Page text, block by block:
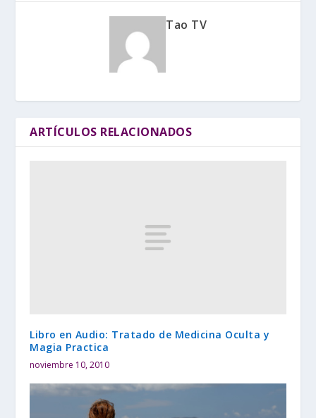
Tao TV
ARTÍCULOS RELACIONADOS
Libro en Audio: Tratado de Medicina Oculta y
Magia Practica
noviembre 10, 2010